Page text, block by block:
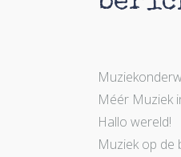
Méér Muziek
Hallo wereld!
Muziek op de